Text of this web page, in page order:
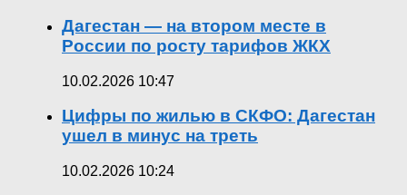
Дагестан — на втором месте в
России по росту тарифов ЖКХ
10.02.2026 10:47
Цифры по жилью в СКФО: Дагестан
ушел в минус на треть
10.02.2026 10:24